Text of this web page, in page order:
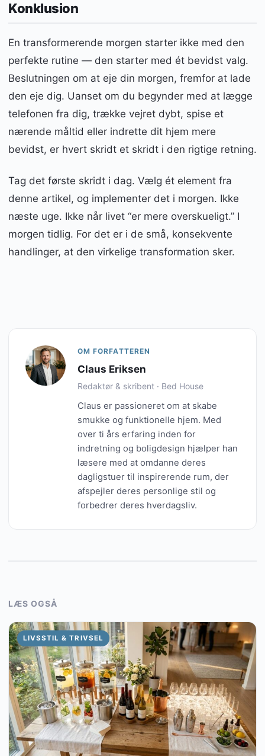
Konklusion
En transformerende morgen starter ikke med den
perfekte rutine — den starter med ét bevidst valg.
Beslutningen om at eje din morgen, fremfor at lade
den eje dig. Uanset om du begynder med at lægge
telefonen fra dig, trække vejret dybt, spise et
nærende måltid eller indrette dit hjem mere
bevidst, er hvert skridt et skridt i den rigtige retning.
Tag det første skridt i dag. Vælg ét element fra
denne artikel, og implementer det i morgen. Ikke
næste uge. Ikke når livet “er mere overskueligt.” I
morgen tidlig. For det er i de små, konsekvente
handlinger, at den virkelige transformation sker.
OM FORFATTEREN
Claus Eriksen
Redaktør & skribent · Bed House
Claus er passioneret om at skabe
smukke og funktionelle hjem. Med
over ti års erfaring inden for
indretning og boligdesign hjælper han
læsere med at omdanne deres
dagligstuer til inspirerende rum, der
afspejler deres personlige stil og
forbedrer deres hverdagsliv.
LÆS OGSÅ
LIVSSTIL & TRIVSEL